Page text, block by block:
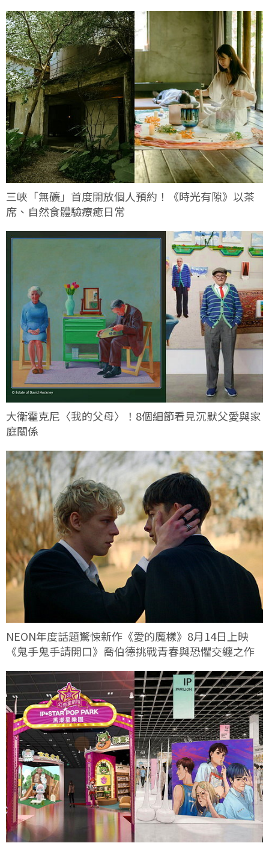
三峽「無礦」首度開放個人預約！《時光有隙》以茶
席、自然食體驗療癒日常
大衛霍克尼〈我的父母〉！8個細節看見沉默父愛與家
庭關係
NEON年度話題驚悚新作《愛的魔樣》8月14日上映
《鬼手鬼手請開口》喬伯德挑戰青春與恐懼交纏之作